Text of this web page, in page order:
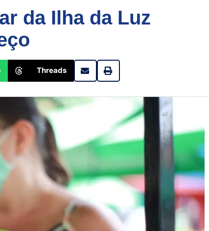
da Ilha da Luz
Threads